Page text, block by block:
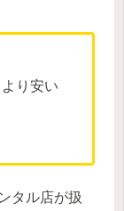
り安い
タル店が扱